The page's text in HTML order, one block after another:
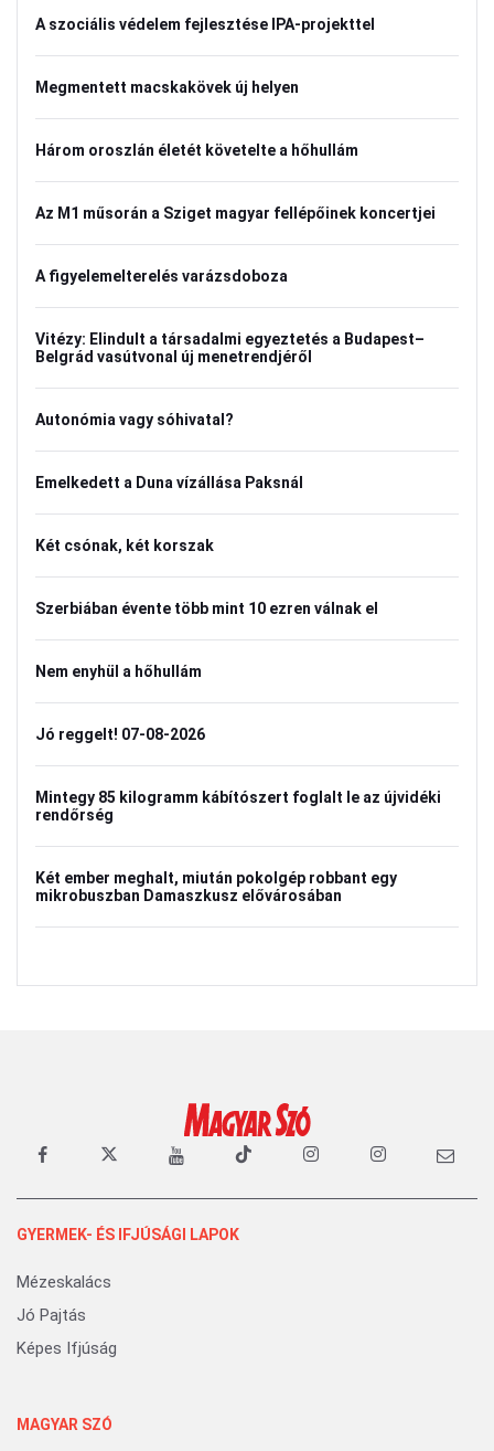
A szociális védelem fejlesztése IPA-projekttel
Megmentett macskakövek új helyen
Három oroszlán életét követelte a hőhullám
Az M1 műsorán a Sziget magyar fellépőinek koncertjei
A figyelemelterelés varázsdoboza
Vitézy: Elindult a társadalmi egyeztetés a Budapest–
Belgrád vasútvonal új menetrendjéről
Autonómia vagy sóhivatal?
Emelkedett a Duna vízállása Paksnál
Két csónak, két korszak
Szerbiában évente több mint 10 ezren válnak el
Nem enyhül a hőhullám
Jó reggelt! 07-08-2026
Mintegy 85 kilogramm kábítószert foglalt le az újvidéki
rendőrség
Két ember meghalt, miután pokolgép robbant egy
mikrobuszban Damaszkusz elővárosában
GYERMEK- ÉS IFJÚSÁGI LAPOK
Mézeskalács
Jó Pajtás
Képes Ifjúság
MAGYAR SZÓ